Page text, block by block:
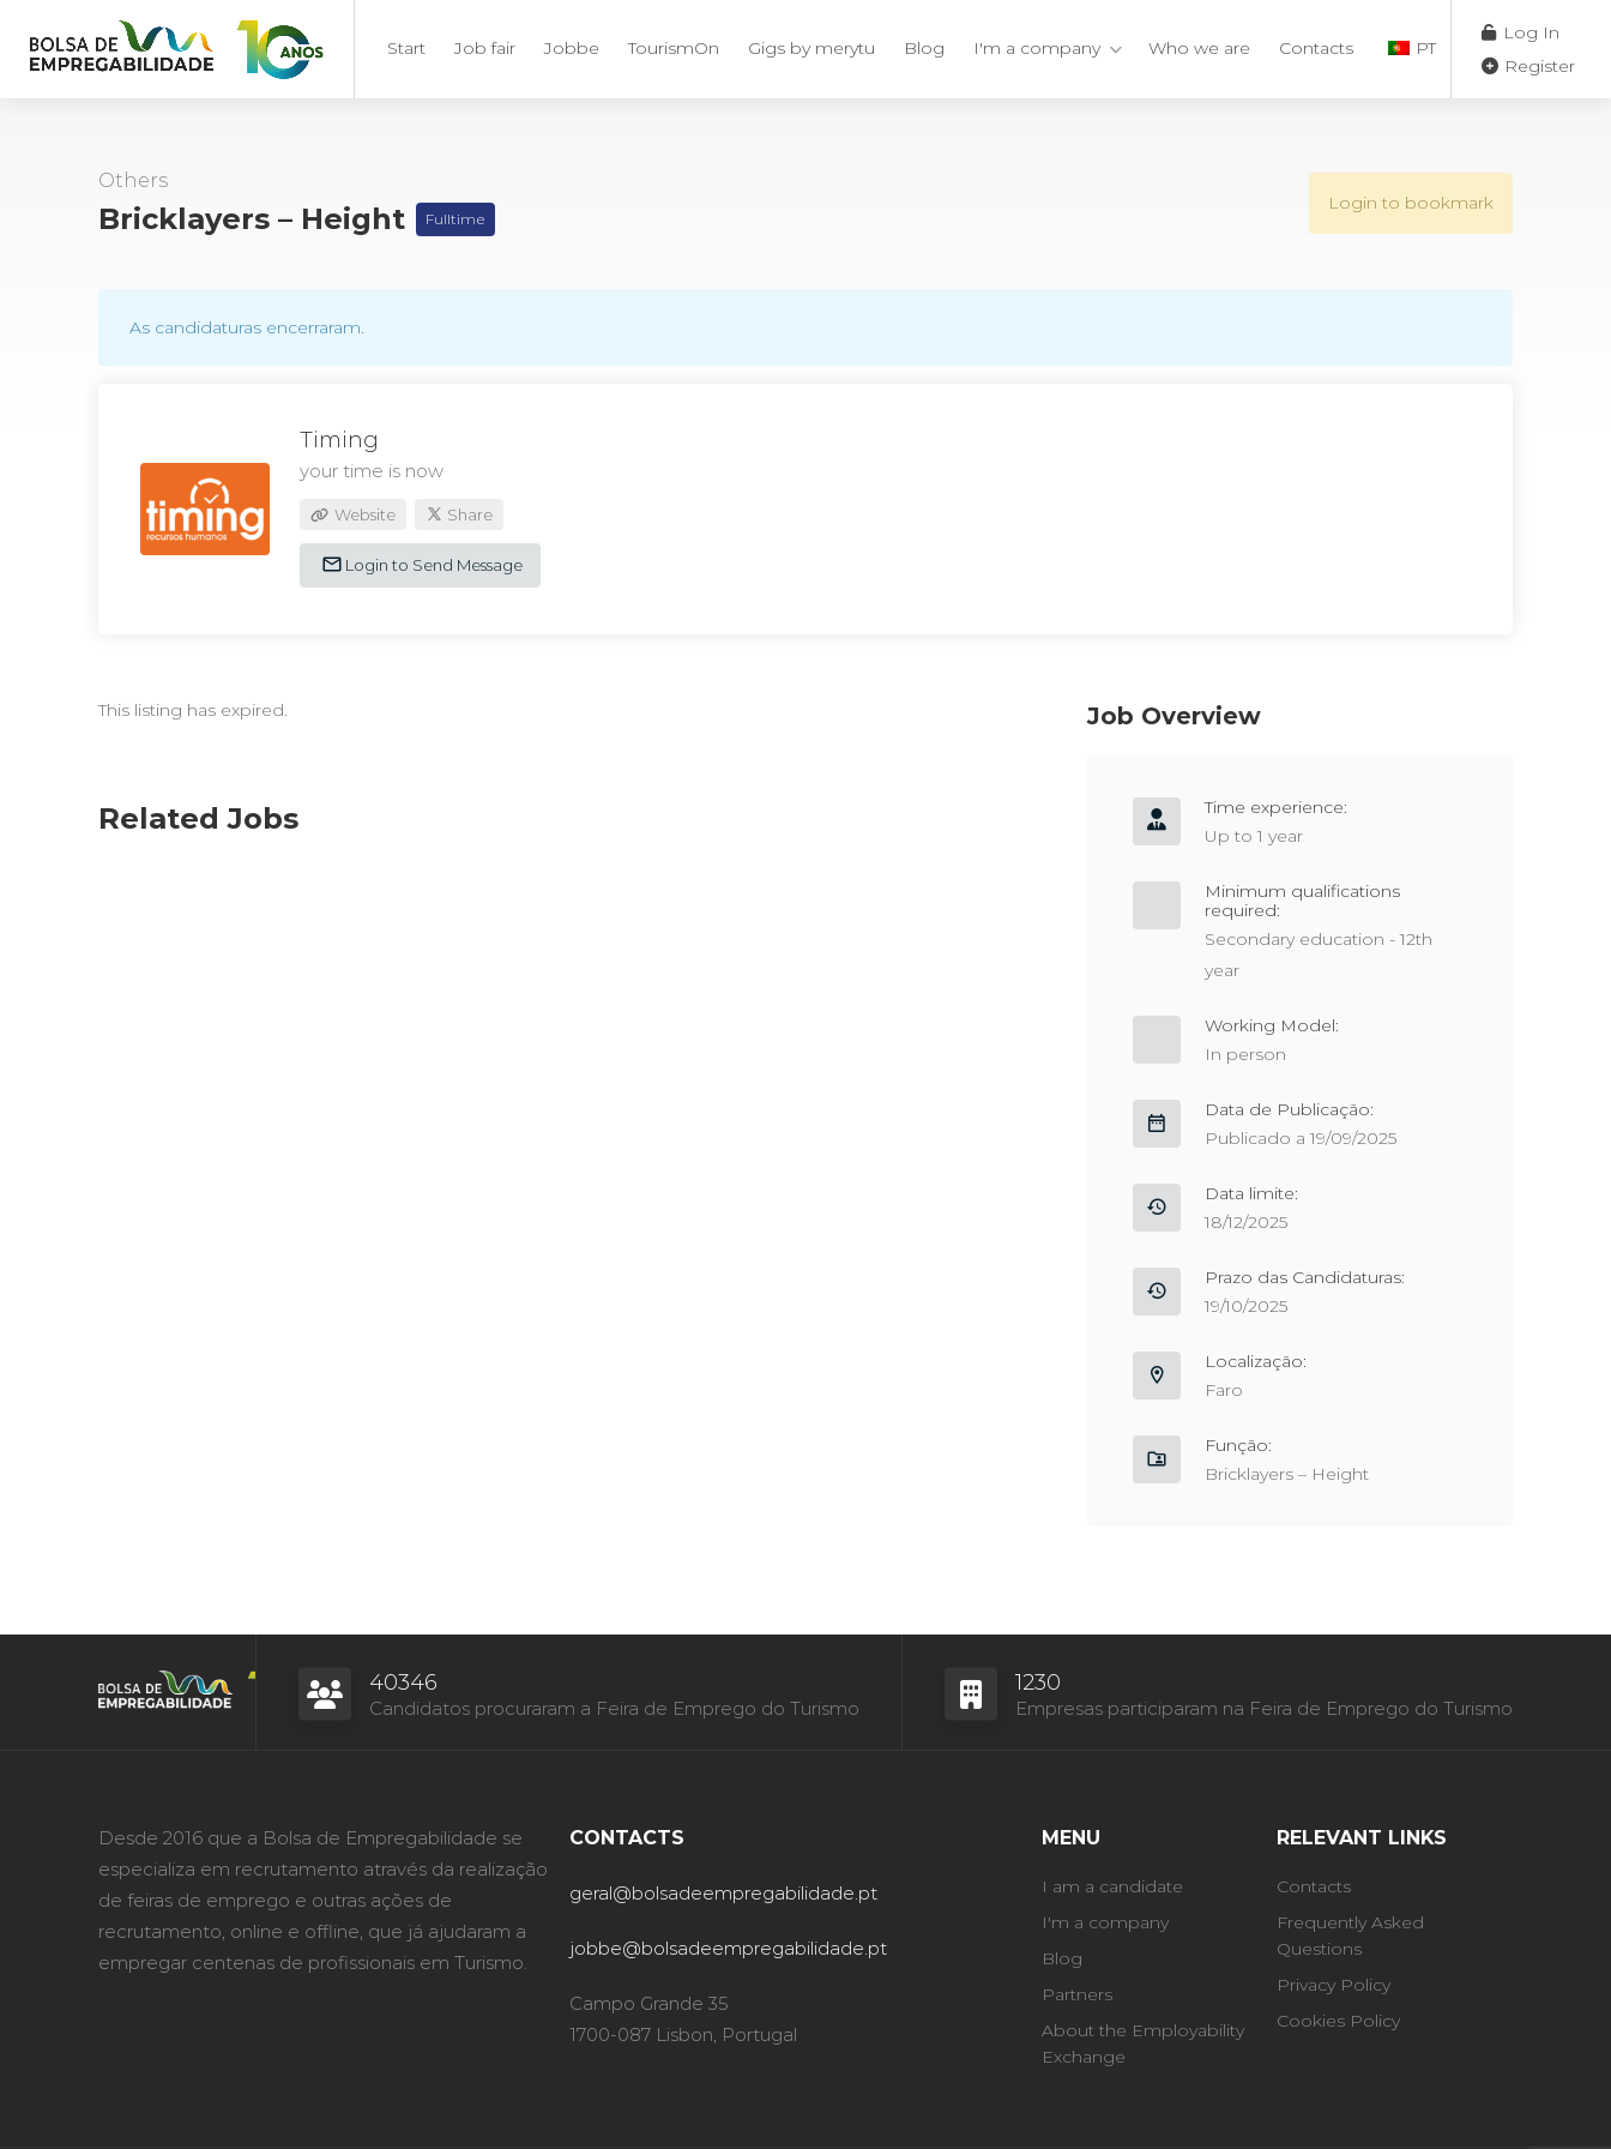
Start Job fair Jobbe TourismOn Gigs by merytu Blog I'm a company Who we are Contacts PT
Log In
Register
Others
Bricklayers – Height Fulltime
Login to bookmark
As candidaturas encerraram.
Timing
your time is now
Website Share
Login to Send Message
This listing has expired.
Related Jobs
Job Overview
Time experience:
Up to 1 year
Minimum qualifications
required:
Secondary education - 12th
year
Working Model:
In person
Data de Publicação:
Publicado a 19/09/2025
Data limite:
18/12/2025
Prazo das Candidaturas:
19/10/2025
Localização:
Faro
Função:
Bricklayers – Height
40346
Candidatos procuraram a Feira de Emprego do Turismo
1230
Empresas participaram na Feira de Emprego do Turismo
Desde 2016 que a Bolsa de Empregabilidade se
especializa em recrutamento através da realização
de feiras de emprego e outras ações de
recrutamento, online e offline, que já ajudaram a
empregar centenas de profissionais em Turismo.
CONTACTS
geral@bolsadeempregabilidade.pt
jobbe@bolsadeempregabilidade.pt
Campo Grande 35
1700-087 Lisbon, Portugal
MENU
I am a candidate
I'm a company
Blog
Partners
About the Employability
Exchange
RELEVANT LINKS
Contacts
Frequently Asked
Questions
Privacy Policy
Cookies Policy